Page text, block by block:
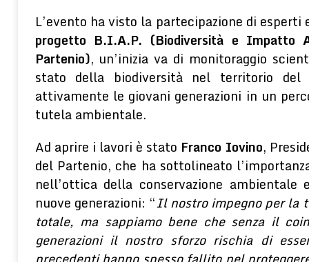
L’evento ha visto la partecipazione di
progetto B.I.A.P. (Biodiversità e Impatto
Partenio), un’inizia va di monitoraggio
stato della biodiversità nel territorio del
attivamente le giovani generazioni in un
tutela ambientale.
Ad aprire i lavori è stato Franco Iovino,
del Partenio, che ha sottolineato
nell’ottica della conservazione ambientale
nuove generazioni: “Il nostro impegno per la
totale, ma sappiamo bene che senza il
generazioni il nostro sforzo rischia di